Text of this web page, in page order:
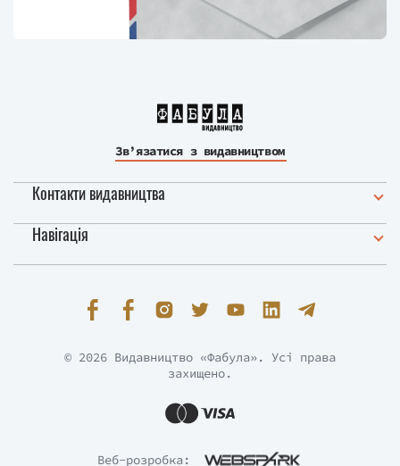
Зв’язатися з видавництвом
Контакти видавництва
Навігація
Веб-розробка:
© 2026 Видавництво «Фабула». Усі права
захищено.